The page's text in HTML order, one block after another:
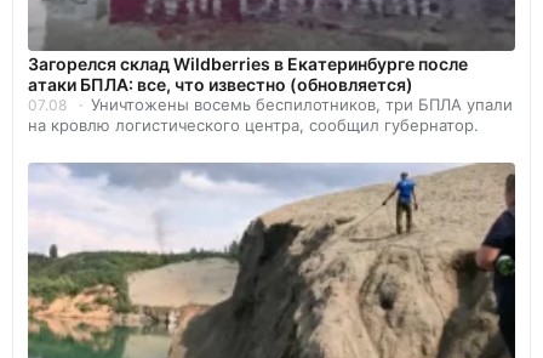
Загорелся склад Wildberries в Екатеринбурге после
атаки БПЛА: все, что известно (обновляется)
07.08
Уничтожены восемь беспилотников, три БПЛА упали
на кровлю логистического центра, сообщил губернатор.